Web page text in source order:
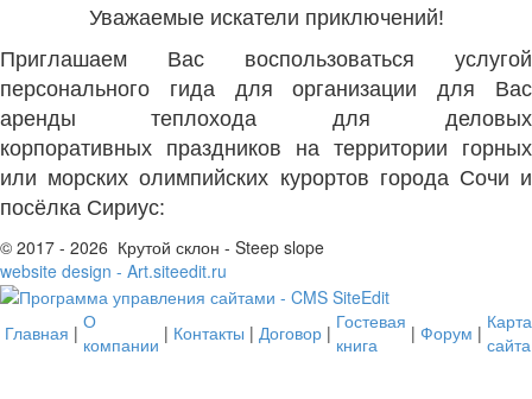
Уважаемые искатели приключений!
Приглашаем Вас воспользоваться услугой
персонального гида для организации для Вас
аренды теплохода для деловых
корпоративных праздников на территории горных
или морских олимпийских курортов города Сочи и
посёлка Сириус:
© 2017 - 2026 Крутой склон - Steep slope
website design - Art.siteedit.ru
Главная | О
компании | Контакты | Договор | Гостевая
книга
| Форум | Карта
сайта